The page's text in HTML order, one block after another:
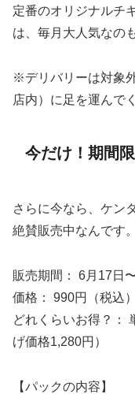
定番のオリジナルチ
は、毎月大人気なの
※デリバリーは対象
店内）に足を運んで
今だけ！期間
さらに今なら、ケン
絶賛販売中なんです。
販売期間： 6月17日
価格： 990円（税込）
どれくらいお得？：
げ価格1,280円）
【パックの内容】